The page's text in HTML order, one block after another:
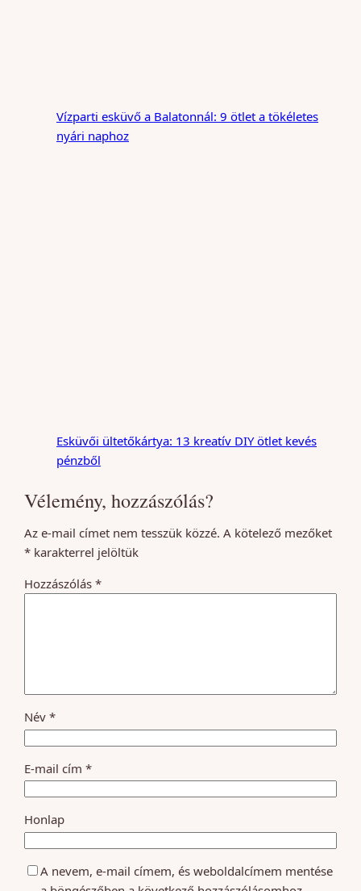
Vízparti esküvő a Balatonnál: 9 ötlet a tökéletes
nyári naphoz
Esküvői ültetőkártya: 13 kreatív DIY ötlet kevés
pénzből
Vélemény, hozzászólás?
Az e-mail címet nem tesszük közzé. A kötelező mezőket
* karakterrel jelöltük
Hozzászólás *
Név *
E-mail cím *
Honlap
A nevem, e-mail címem, és weboldalcímem mentése